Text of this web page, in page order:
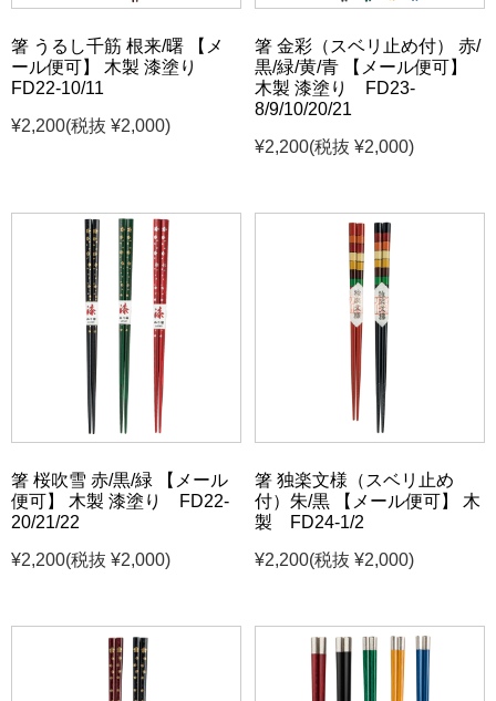
箸 うるし千筋 根来/曙 【メ
ール便可】 木製 漆塗り
FD22-10/11
¥2,200(税抜 ¥2,000)
箸 金彩（スベリ止め付） 赤/
黒/緑/黄/青 【メール便可】
木製 漆塗り FD23-
8/9/10/20/21
¥2,200(税抜 ¥2,000)
箸 桜吹雪 赤/黒/緑 【メール
便可】 木製 漆塗り FD22-
20/21/22
¥2,200(税抜 ¥2,000)
箸 独楽文様（スベリ止め
付）朱/黒 【メール便可】 木
製 FD24-1/2
¥2,200(税抜 ¥2,000)